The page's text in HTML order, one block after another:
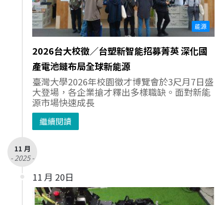
能源
2026台大校徵／台塑新智能招募菁英 深化國
產電池鏈布局全球新能源
臺灣大學2026年校園徵才博覽會於3尺月7日盛
大登場，各企業搶才釋出多樣職缺。面對新能
源市場快速成長
繼續閱讀
11 月
- 2025 -
11 月 20日